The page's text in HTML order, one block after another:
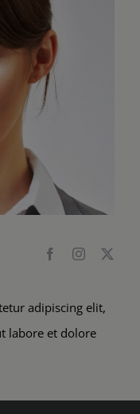
adipiscing elit,
labore et dolore